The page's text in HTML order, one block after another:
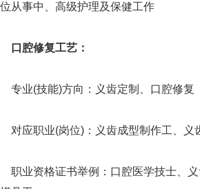
位从事中、高级护理及保健工作
口腔修复工艺：
专业(技能)方向：义齿定制、口腔修复
对应职业(岗位)：义齿成型制作工、义
职业资格证书举例：口腔医学技士、